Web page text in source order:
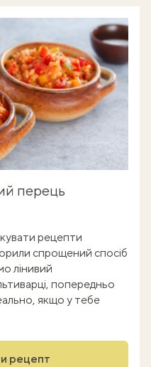
перець
рецепти
спрощений спосіб
лінивий
попередньо
якщо у тебе
рецепт